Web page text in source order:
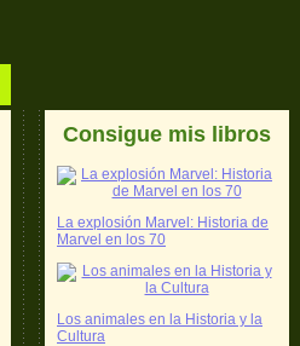
Consigue mis libros
La explosión Marvel: Historia de
Marvel en los 70
Los animales en la Historia y la
Cultura